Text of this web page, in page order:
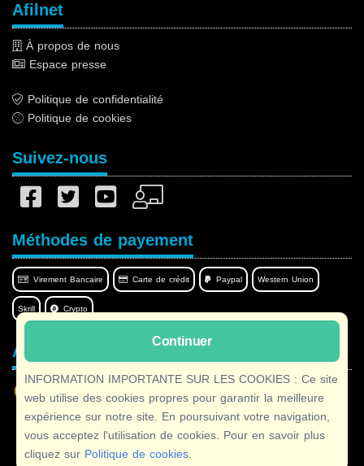
Continuer
INFORMATION IMPORTANTE SUR LES COOKIES : Ce site
web utilise des cookies propres pour garantir la meilleure
expérience sur notre site. En poursuivant votre navigation,
vous acceptez l'utilisation de cookies. Pour en savoir plus
cliquez sur Politique de cookies
Afilnet
À propos de nous
Espace presse
Politique de confidentialité
Politique de cookies
Suivez-nous
Méthodes de payement
Virement Bancaire Carte de crédit Paypal Western Union
Skrill Crypto
Afilnet dans votre langue
Copyright © 2026 Afilnet· Tous droits réservés